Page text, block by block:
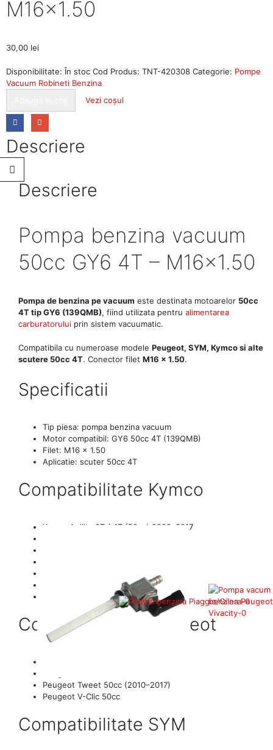
M16x1.50
30,00 lei
Disponibilitate: În stoc Cod Produs: TNT-420308 Categorie: Pompe
Vacuum Robineti Benzina
Vezi coșul
Descriere
Descriere
Pompa benzina vacuum
50cc GY6 4T – M16x1.50
Pompa de benzina pe vacuum este destinata motoarelor 50cc
4T tip GY6 (139QMB), fiind utilizata pentru alimentarea
carburatorului prin sistem vacuumatic.
Compatibila cu numeroase modele Peugeot, SYM, Kymco si alte
scutere 50cc 4T. Conector filet M16 x 1.50.
Specificatii
Tip piesa: pompa benzina vacuum
Motor compatibil: GY6 50cc 4T (139QMB)
Filet: M16 x 1.50
Aplicatie: scuter 50cc 4T
Compatibilitate Kymco
Kymco Agility 2T / 4T (50cc) 2008–2017
Kymco Super 8 4T 50cc
Kymco Vitality 4T 50cc
Compatibilitate Peugeot
Peugeot Tweet 50cc (2010–2017)
Peugeot V-Clic 50cc
Compatibilitate SYM